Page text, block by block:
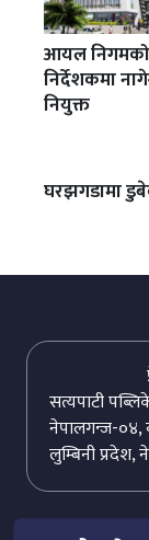
आयल निगमको
निर्देशकमा
नियुक्त
घरझगडामा
सत्यपाटी
नेपालगन्ज-०४,
लुम्बिनी प्रदेश,